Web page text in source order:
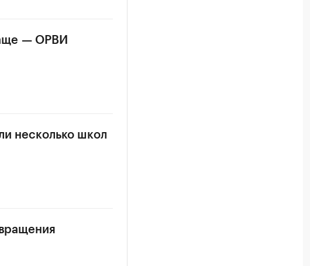
— ОРВИ
несколько школ